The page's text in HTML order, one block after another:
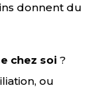
donnent du
chez soi ?
ou